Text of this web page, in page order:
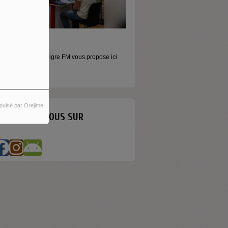
par Orejime
baladeurs Aligre FM vous propose ici
NOUS SUR